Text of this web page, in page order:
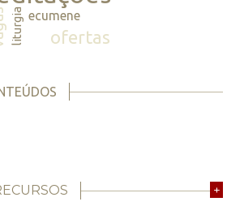
liturgia ecumene
ofertas
+